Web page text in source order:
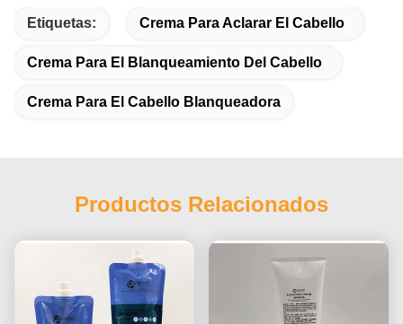
Etiquetas: Crema Para Aclarar El Cabello
Crema Para El Blanqueamiento Del Cabello
Crema Para El Cabello Blanqueadora
Productos Relacionados